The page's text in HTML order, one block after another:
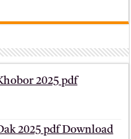
2025 pdf
2025 pdf Download